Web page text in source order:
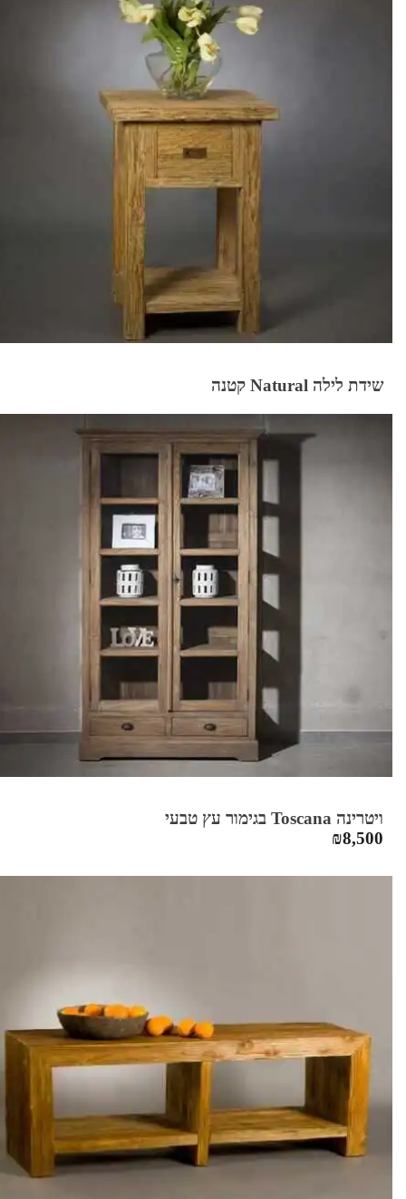
שידת לילה Natural קטנה
ויטרינה Toscana בגימור עץ טבעי
₪8,500